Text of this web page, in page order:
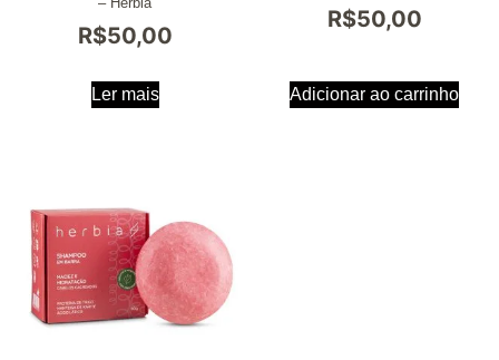
R$50,00
Ler mais
R$50,00
Adicionar ao carrinho